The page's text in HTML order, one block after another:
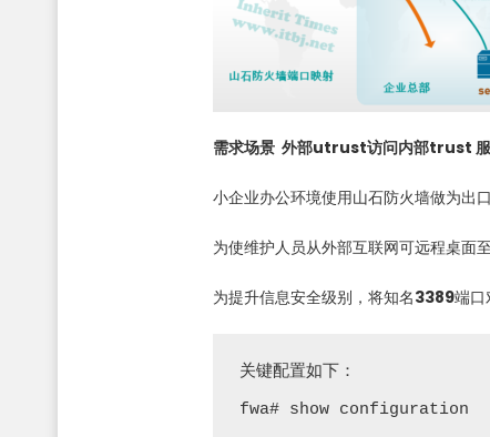
需求场景 外部utrust访问内部trust
小企业办公环境使用山石防火墙做为出
为使维护人员从外部互联网可远程桌面
为提升信息安全级别，将知名3389端口
关键配置如下：
fwa# show configuration